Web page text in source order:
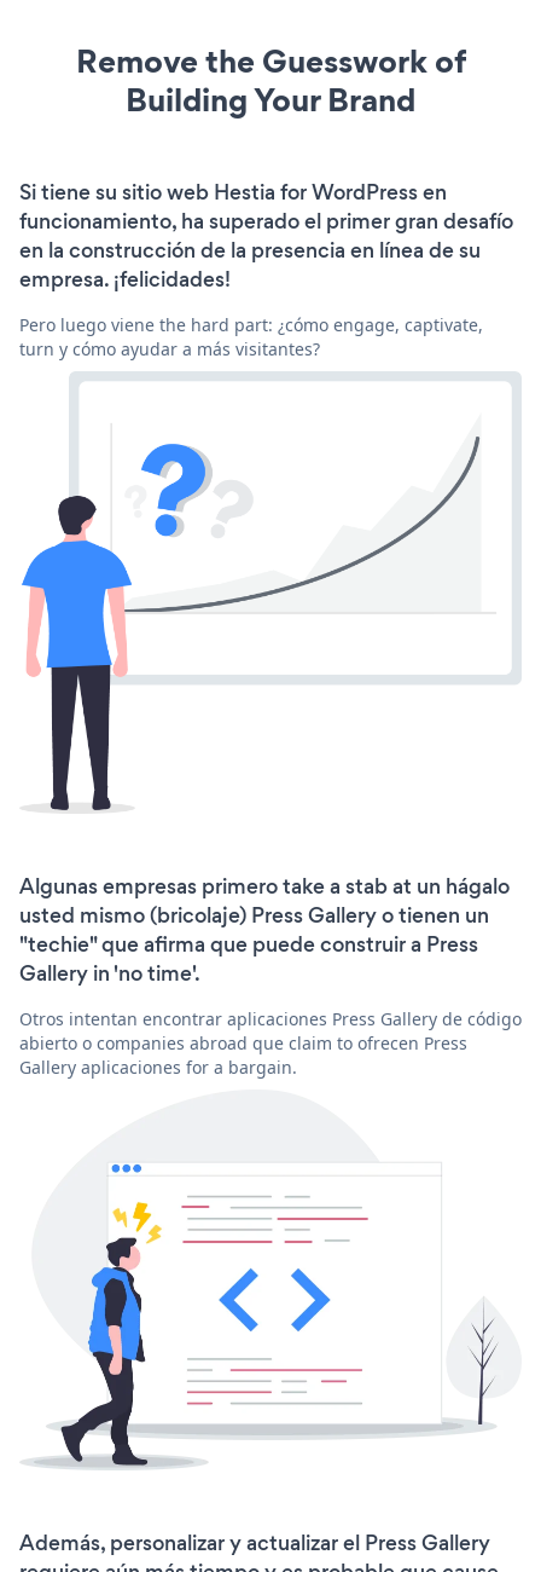
Remove the Guesswork of
Building Your Brand
Si tiene su sitio web Hestia for WordPress en
funcionamiento, ha superado el primer gran desafío
en la construcción de la presencia en línea de su
empresa. ¡felicidades!
Pero luego viene the hard part: ¿cómo engage, captivate,
turn y cómo ayudar a más visitantes?
Algunas empresas primero take a stab at un hágalo
usted mismo (bricolaje) Press Gallery o tienen un
"techie" que afirma que puede construir a Press
Gallery in 'no time'.
Otros intentan encontrar aplicaciones Press Gallery de código
abierto o companies abroad que claim to ofrecen Press
Gallery aplicaciones for a bargain.
Además, personalizar y actualizar el Press Gallery